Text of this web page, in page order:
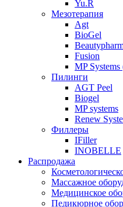
Yu.R
Мезотерапия
Agt
BioGel
Fusion
MP
Пилинги
AGT Peel
Biogel
MP systems
Renew
Филлеры
IFiller
INOBELLE
Распродажа
Массажное
Медицинское
Педикюрное